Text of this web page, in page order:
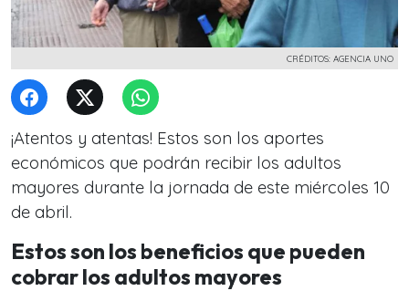
CRÉDITOS: AGENCIA UNO
¡Atentos y atentas! Estos son los aportes
económicos que podrán recibir los adultos
mayores durante la jornada de este miércoles 10
de abril.
Estos son los beneficios que pueden
cobrar los adultos mayores